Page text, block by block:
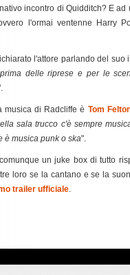
incontro di Quidditch? E
l'ormai ventenne Harry
l'attore parlando del
delle riprese e per le
musica di Radcliffe è Tom
sala trucco c'è sempre
è musica punk o ska".
un juke box di tutto
loro se la cantano e se la
trailer ufficiale.